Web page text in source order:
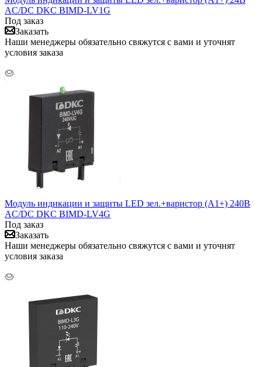
AC/DC DKC BIMD-LV1G
Под заказ
Заказать
Наши менеджеры обязательно свяжутся с вами и уточнят
условия заказа
Модуль индикации и защиты LED зел.+варистор (A1+) 240В
AC/DC DKC BIMD-LV4G
Под заказ
Заказать
Наши менеджеры обязательно свяжутся с вами и уточнят
условия заказа